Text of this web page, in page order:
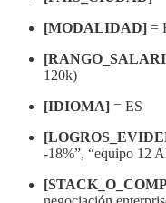
[MODALIDAD] =
120k)
[IDIOMA] = ES
-18%”, “equipo 12